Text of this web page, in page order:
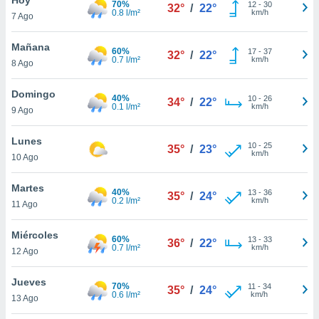
en
más
nuestra
de
cookies
aceptar
7 Ago
70%
0.8 l/m²
32° / 22° 12- 30
km/h
Mañana
8 Ago
60%
0.7 l/m²
32° / 22° 17- 37
km/h
Domingo
9 Ago
40%
0.1 l/m²
34° / 22° 10- 26
km/h
Lunes
10 Ago
35° / 23° 10- 25
km/h
Martes
11 Ago
40%
0.2 l/m²
35° / 24° 13- 36
km/h
Miércoles
12 Ago
60%
0.7 l/m²
36° / 22° 13- 33
km/h
Jueves
13 Ago
70%
0.6 l/m²
35° / 24° 11 - 34
km/h